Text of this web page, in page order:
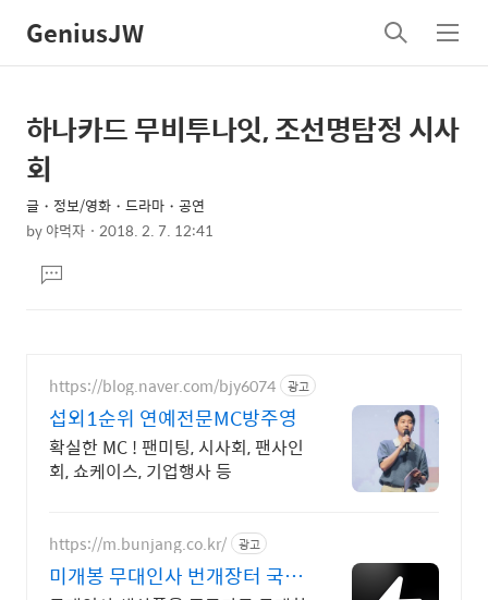
GeniusJW
검
색
메
뉴
상
세
텐
본
문
제
목
하나카드 무비투나잇, 조선명탐정 시사
회
글・정보/영화・드라마・공연
by야먹자 2018. 2. 7. 12:41
문댓
글
https://blog.naver.com/bjy6074 광고
섭외1순위 연예전문MC방주영
확실한 MC ! 팬미팅, 시사회, 팬사인
회, 쇼케이스, 기업행사 등
https://m.bunjang.co.kr/ 광고
미개봉 무대인사 번개장터 국내